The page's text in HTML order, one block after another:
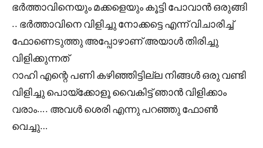
ഭർത്താവിനെയും മക്കളെയും കൂട്ടി പോവാൻ ഒരുങ്ങി
.. ഭർത്താവിനെ വിളിച്ചു നോക്കട്ടെ എന്ന് വിചാരിച്ച്
ഫോണെടുത്തു അപ്പോഴാണ് അയാൾ തിരിച്ചു
വിളിക്കുന്നത്
റാഹി എന്റെ പണി കഴിഞ്ഞിട്ടില്ല നിങ്ങൾ ഒരു വണ്ടി
വിളിച്ചു പൊയ്ക്കോളൂ വൈകിട്ട് ഞാൻ വിളിക്കാം
വരാം…. അവൾ ശെരി എന്നു പറഞ്ഞു ഫോൺ
വെച്ചു…